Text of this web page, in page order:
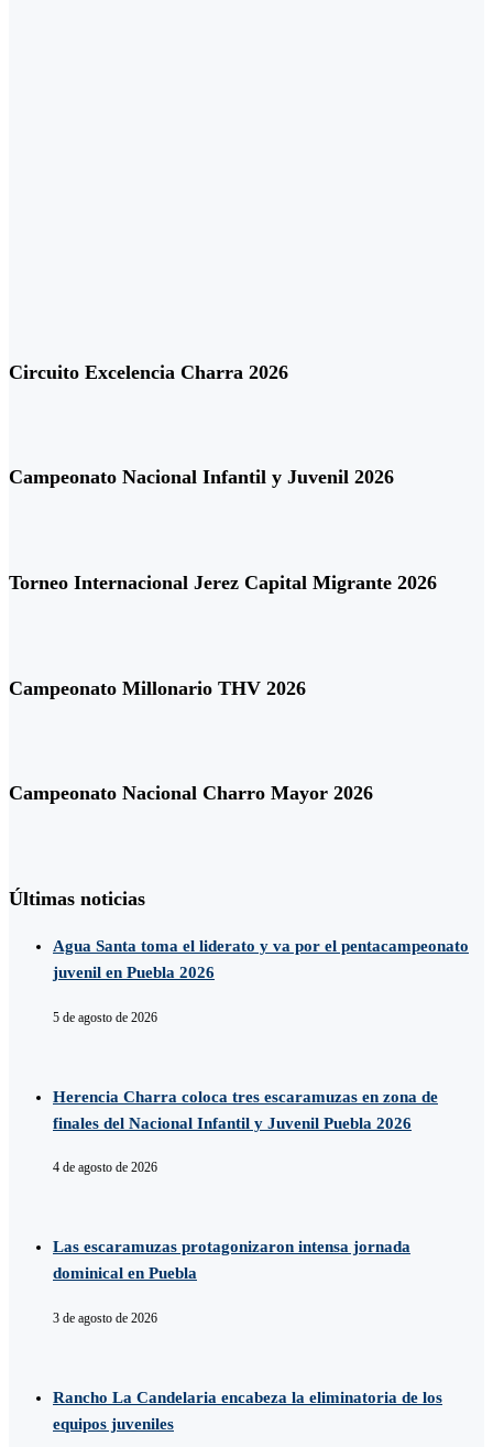
Circuito Excelencia Charra 2026
Campeonato Nacional Infantil y Juvenil 2026
Torneo Internacional Jerez Capital Migrante 2026
Campeonato Millonario THV 2026
Campeonato Nacional Charro Mayor 2026
Últimas noticias
Agua Santa toma el liderato y va por el pentacampeonato
juvenil en Puebla 2026
5 de agosto de 2026
Herencia Charra coloca tres escaramuzas en zona de
finales del Nacional Infantil y Juvenil Puebla 2026
4 de agosto de 2026
Las escaramuzas protagonizaron intensa jornada
dominical en Puebla
3 de agosto de 2026
Rancho La Candelaria encabeza la eliminatoria de los
equipos juveniles